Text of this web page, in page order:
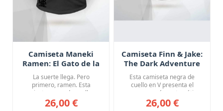
Camiseta Maneki
Ramen: El Gato de la
Suerte Tiene Hambre
La suerte llega. Pero
primero, ramen. Esta
camiseta negra de cuello en
V pres...
26,00 €
Camiseta Finn & Jake:
The Dark Adventure
Esta camiseta negra de
cuello en V presenta el
crossover más matemático
de la...
26,00 €